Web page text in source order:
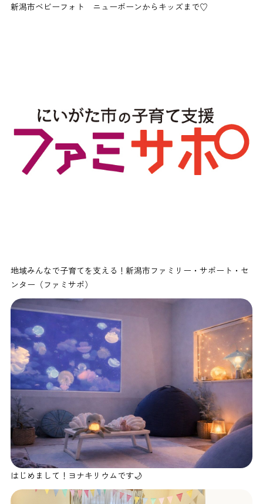
新潟市ベビーフォト ニューボーンからキッズまで♡
地域みんなで子育てを支える！新潟市ファミリー・サポート・セ
ンター（ファミサポ）
はじめまして！ヨナキリウムです🌙